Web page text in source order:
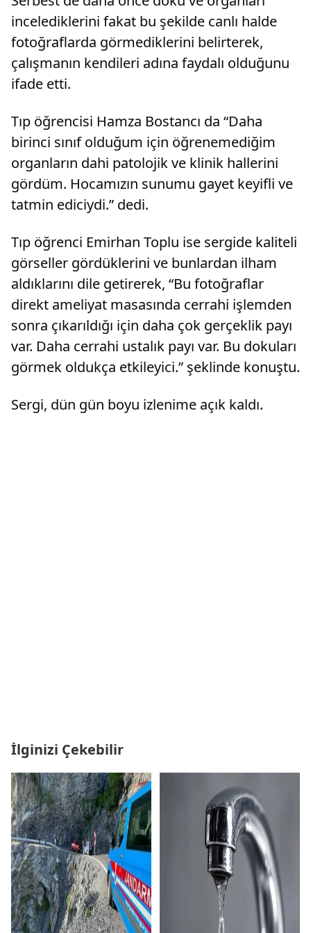
incelediklerini fakat bu şekilde canlı halde
fotoğraflarda görmediklerini belirterek,
çalışmanın kendileri adına faydalı olduğunu
ifade etti.
Tıp öğrencisi Hamza Bostancı da​​​​​​ “Daha
birinci sınıf olduğum için öğrenemediğim
organların dahi patolojik ve klinik hallerini
gördüm. Hocamızın sunumu gayet keyifli ve
tatmin ediciydi.” dedi.
Tıp öğrenci Emirhan Toplu ise sergide kaliteli
görseller gördüklerini ve bunlardan ilham
aldıklarını dile getirerek, “Bu fotoğraflar
direkt ameliyat masasında cerrahi işlemden
sonra çıkarıldığı için daha çok gerçeklik payı
var. Daha cerrahi ustalık payı var. Bu dokuları
görmek oldukça etkileyici.” şeklinde konuştu.​​​​​​​
Sergi, dün gün boyu izlenime açık kaldı.
İlginizi Çekebilir